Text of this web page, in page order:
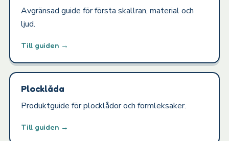
Avgränsad guide för första skallran, material och
ljud.
Till guiden →
Plocklåda
Produktguide för plocklådor och formleksaker.
Till guiden →